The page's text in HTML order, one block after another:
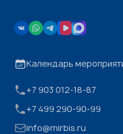
Календарь
+7 903 012-18-87
+7 499 290-90-99
info@mirbis.ru